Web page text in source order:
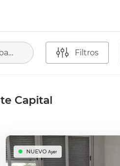
Albacete Capital, municipio de Albacete Filtros
Capital
NUEVO Ayer